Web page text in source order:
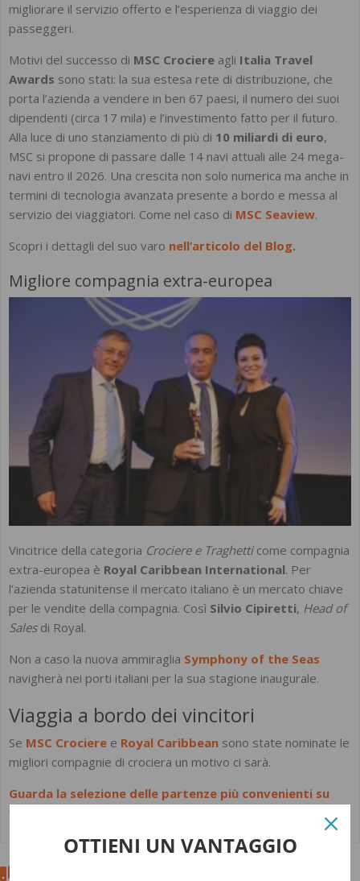
migliorare il servizio offerto e l’esperienza di viaggio dei
passeggeri.
Motivi del successo di MSC Crociere agli Italia Travel
Awards sono stati: la sua estesa rete di distribuzione, che
porta l’azienda a vendere in ben 67 paesi, il numero dei suoi
dipendenti (circa 17 mila) e l’investimento fatto per il futuro.
Alla luce di uno stanziamento di più di 10 miliardi di euro,
MSC si propone di passare dalle 14 navi attuali alle 24 mega-
navi entro il 2026. Una crescita non solo numerica ma anche in
termini di tecnologia avanzata presente a bordo e messa al
servizio dei viaggiatori. Come nel caso di MSC Seaview.
Scopri i dettagli del suo varo nell’articolo del Blog.
Migliore compagnia extra-europea
Vincitrice della categoria Crociere e Traghetticome compagnia
extra-europea è Royal Caribbean International. Per
l’azienda statunitense il mercato italiano è un mercato chiave
per le vendite della compagnia. Così Silvio Cipiretti, Head of
Salesdi Royal.
Non a caso la nuova ammiraglia Symphony of the Seas
navigherà nei porti italiani per la sua stagione inaugurale.
Viaggia a bordo dei vincitori
Se MSC Crociere e Royal Caribbean sono state nominate le
migliori compagnie di crociera un motivo ci sarà.
Guarda la selezione delle partenze più convenienti su
www.nonsolocrociere.it.
OTTIENI UN VANTAGGIO